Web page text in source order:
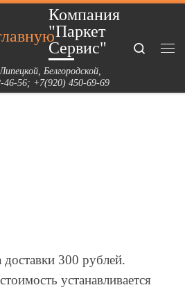
Компания
"Паркет
Сервис"
Белгородской,
46-56; +7(920) 450-69-69
Search
300 рублей.
устанавливается